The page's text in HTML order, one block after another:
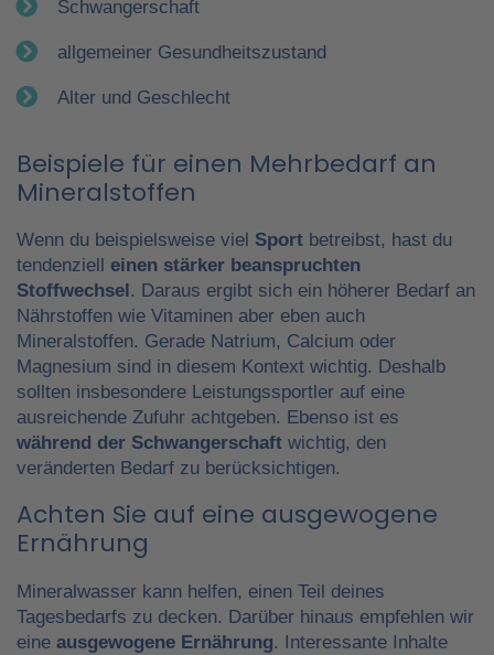
Schwangerschaft
allgemeiner Gesundheitszustand
Alter und Geschlecht
Beispiele für einen Mehrbedarf an
Mineralstoffen
Wenn du beispielsweise viel Sport betreibst, hast du
tendenziell einen stärker beanspruchten
Stoffwechsel. Daraus ergibt sich ein höherer Bedarf an
Nährstoffen wie Vitaminen aber eben auch
Mineralstoffen. Gerade Natrium, Calcium oder
Magnesium sind in diesem Kontext wichtig. Deshalb
sollten insbesondere Leistungssportler auf eine
ausreichende Zufuhr achtgeben. Ebenso ist es
während der Schwangerschaft wichtig, den
veränderten Bedarf zu berücksichtigen.
Achten Sie auf eine ausgewogene
Ernährung
Mineralwasser kann helfen, einen Teil deines
Tagesbedarfs zu decken. Darüber hinaus empfehlen wir
eine ausgewogene Ernährung. Interessante Inhalte